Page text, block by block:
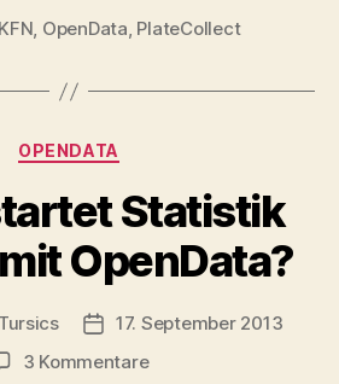
, OpenData, PlateCollect
Kategorien
OPENDATA
Statistik
OpenData?
Veröffentlichungsdatum
17. September 2013
3 Kommentarezu